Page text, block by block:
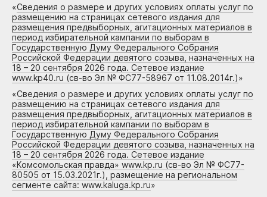
«Сведения о размере и других условиях оплаты услуг по
размещению на страницах сетевого издания для
размещения предвыборных, агитационных материалов в
период избирательной кампании по выборам в
Государственную Думу Федерального Собрания
Российской Федерации девятого созыва, назначенных на
18 – 20 сентября 2026 года. Сетевое издание
www.kp40.ru (св-во Эл № ФС77-58967 от 11.08.2014г.)»
«Сведения о размере и других условиях оплаты услуг по
размещению на страницах сетевого издания для
размещения предвыборных, агитационных материалов в
период избирательной кампании по выборам в
Государственную Думу Федерального Собрания
Российской Федерации девятого созыва, назначенных на
18 – 20 сентября 2026 года. Сетевое издание
«Комсомольская правда» www.kp.ru (св-во Эл № ФС77-
80505 от 15.03.2021г.), размещение на региональном
сегменте сайта: www.kaluga.kp.ru»